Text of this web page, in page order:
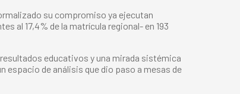
su compromiso ya ejecutan
al 17,4% de la matrícula regional- en 193
educativos y una mirada sistémica
espacio de análisis que dio paso a mesas de